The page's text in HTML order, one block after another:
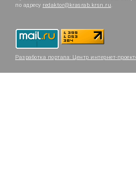
по адресу redaktor@krasrab.krsn.ru.
Разработка портала: Центр интернет-